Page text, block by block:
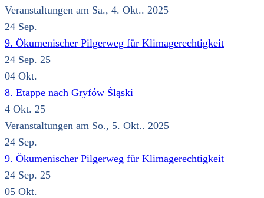
Veranstaltungen am Sa., 4. Okt.. 2025
24 Sep.
9. Ökumenischer Pilgerweg für Klimagerechtigkeit
24 Sep. 25
04 Okt.
8. Etappe nach Gryfów Śląski
4 Okt. 25
Veranstaltungen am So., 5. Okt.. 2025
24 Sep.
9. Ökumenischer Pilgerweg für Klimagerechtigkeit
24 Sep. 25
05 Okt.